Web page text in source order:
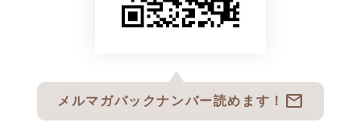
メルマガバックナンバー読めます！ mail